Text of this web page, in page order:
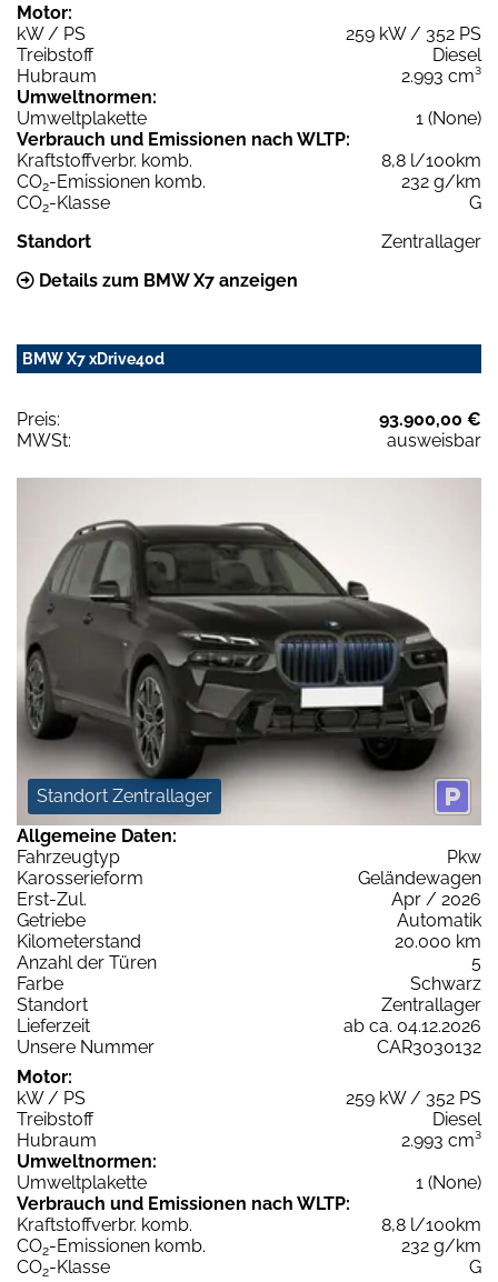
Motor:
kW / PS
259 kW / 352 PS
Treibstoff
Diesel
Hubraum
2.993 cm³
Umweltnormen:
Umweltplakette
1 (None)
Verbrauch und Emissionen nach WLTP:
Kraftstoffverbr. komb.
8,8 l/100km
CO2-Emissionen komb.
232 g/km
CO2-Klasse
G
Standort
Zentrallager
Details zum BMW X7 anzeigen
BMW X7 xDrive40d
Preis:
93.900,00 €
MWSt:
ausweisbar
Standort Zentrallager
Allgemeine Daten:
Fahrzeugtyp
Pkw
Karosserieform
Geländewagen
Erst-Zul.
Apr / 2026
Getriebe
Automatik
Kilometerstand
20.000 km
Anzahl der Türen
5
Farbe
Schwarz
Standort
Zentrallager
Lieferzeit
ab ca. 04.12.2026
Unsere Nummer
CAR3030132
Motor:
kW / PS
259 kW / 352 PS
Treibstoff
Diesel
Hubraum
2.993 cm³
Umweltnormen:
Umweltplakette
1 (None)
Verbrauch und Emissionen nach WLTP:
Kraftstoffverbr. komb.
8,8 l/100km
CO2-Emissionen komb.
232 g/km
CO2-Klasse
G